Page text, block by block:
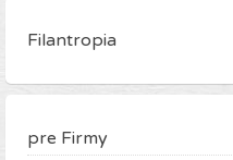
Filantropia
pre Firmy